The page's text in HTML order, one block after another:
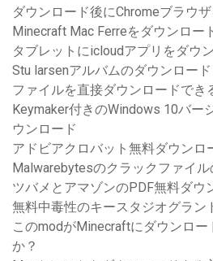
ダウンロード後にChromeブラウザ
Minecraft Mac Ferreをダウンロー
タブレットにicloudアプリをダウ
Stu larsenアルバムのダウンロード
ファイルを直接ダウンロードでき
Keymaker付きのWindows 10バー
ウンロード
アドビアクロバット無料ダウンロ
Malwarebytesのクラックファイ
ツバメとアマゾンのPDF無料ダウ
無料中毒性のキースタジオグラン
このmodがMinecraftにダウンロ
か？